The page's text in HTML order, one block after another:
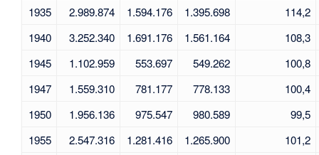
1935
2.989.874 1.594.176 1.395.698
114,2
1940
3.252.340 1.691.176 1.561.164
108,3
1945
1.102.959 553.697 549.262
100,8
1947
1.559.310 781.177 778.133
100,4
1950
1.956.136 975.547 980.589
99,5
1955
2.547.316 1.281.416 1.265.900
101,2